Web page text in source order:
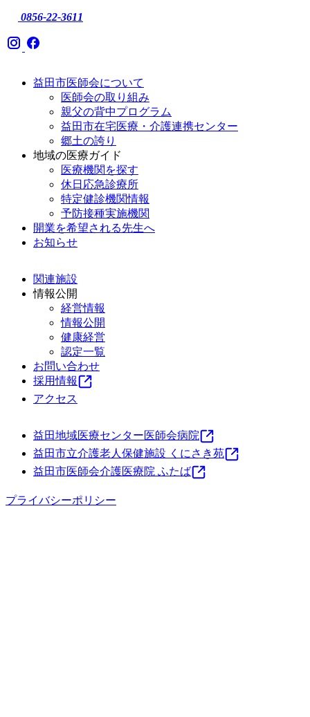
0856-22-3611
益田市医師会について
医師会の取り組み
親父の背中プログラム
益田市在宅医療・介護連携センター
郷土の誇り
地域の医療ガイド
医療機関を探す
休日応急診療所
特定健診機関情報
予防接種実施機関
開業を希望される先生へ
お知らせ
関連施設
情報公開
経営情報
情報公開
健康経営
認定一覧
お問い合わせ
採用情報
アクセス
益田地域医療センター医師会病院
益田市立介護老人保健施設 くにさき苑
益田市医師会介護医療院 ふたば
プライバシーポリシー